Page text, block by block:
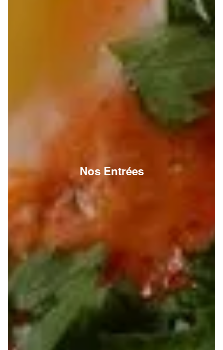
Nos Entrées